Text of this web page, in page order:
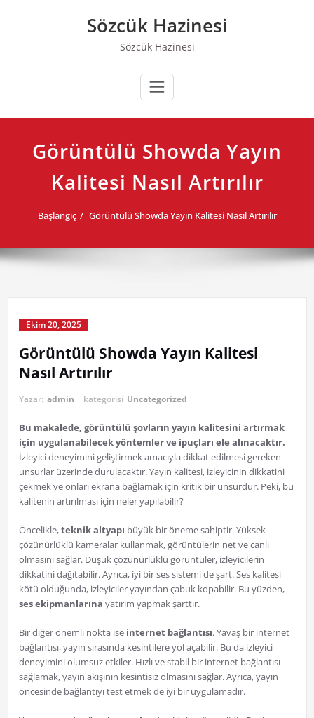
Sözcük Hazinesi
Sözcük Hazinesi
Görüntülü Showda Yayın
Kalitesi Nasıl Artırılır
Başlangıç Görüntülü Showda Yayın Kalitesi Nasıl Artırılır
Ekim 20, 2025
Görüntülü Showda Yayın Kalitesi
Nasıl Artırılır
Yazar: admin kategorisi Uncategorized
Bu makalede, görüntülü şovların yayın kalitesini artırmak
için uygulanabilecek yöntemler ve ipuçları ele alınacaktır.
İzleyici deneyimini geliştirmek amacıyla dikkat edilmesi gereken
unsurlar üzerinde durulacaktır. Yayın kalitesi, izleyicinin dikkatini
çekmek ve onları ekrana bağlamak için kritik bir unsurdur. Peki, bu
kalitenin artırılması için neler yapılabilir?
Öncelikle,teknik altyapı büyük bir öneme sahiptir. Yüksek
çözünürlüklü kameralar kullanmak, görüntülerin net ve canlı
olmasını sağlar. Düşük çözünürlüklü görüntüler, izleyicilerin
dikkatini dağıtabilir. Ayrıca, iyi bir ses sistemi de şart. Ses kalitesi
kötü olduğunda, izleyiciler yayından çabuk kopabilir. Bu yüzden,
ses ekipmanlarına yatırım yapmak şarttır.
Bir diğer önemli nokta ise internet bağlantısı. Yavaş bir internet
bağlantısı, yayın sırasında kesintilere yol açabilir. Bu da izleyici
deneyimini olumsuz etkiler. Hızlı ve stabil bir internet bağlantısı
sağlamak, yayın akışının kesintisiz olmasını sağlar. Ayrıca, yayın
öncesinde bağlantıyı test etmek de iyi bir uygulamadır.